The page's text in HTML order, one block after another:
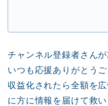
チャンネル登録者さん
いつも応援ありがとうご
収益化されたら全額を
に方に情報を届けて救い